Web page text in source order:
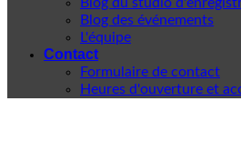
Blog des événements
L'équipe
Contact
Formulaire de contact
Heures d'ouverture et